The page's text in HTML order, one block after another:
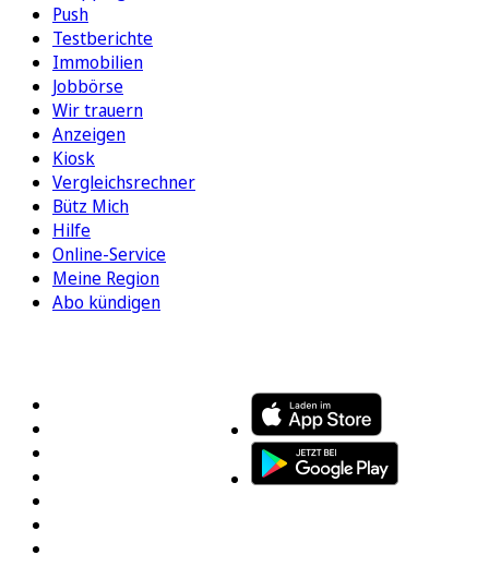
Push
Testberichte
Immobilien
Jobbörse
Wir trauern
Anzeigen
Kiosk
Vergleichsrechner
Bütz Mich
Hilfe
Online-Service
Meine Region
Abo kündigen